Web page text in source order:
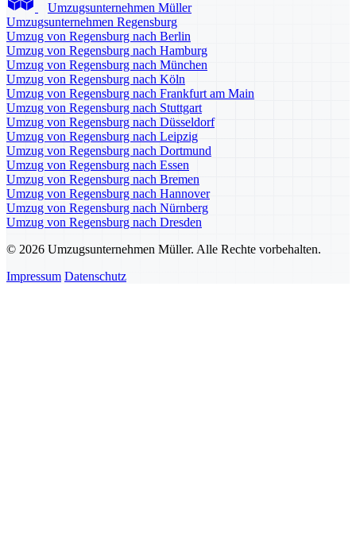
Umzugsunternehmen Müller
Umzugsunternehmen Regensburg
Umzug von Regensburg nach Berlin
Umzug von Regensburg nach Hamburg
Umzug von Regensburg nach München
Umzug von Regensburg nach Köln
Umzug von Regensburg nach Frankfurt am Main
Umzug von Regensburg nach Stuttgart
Umzug von Regensburg nach Düsseldorf
Umzug von Regensburg nach Leipzig
Umzug von Regensburg nach Dortmund
Umzug von Regensburg nach Essen
Umzug von Regensburg nach Bremen
Umzug von Regensburg nach Hannover
Umzug von Regensburg nach Nürnberg
Umzug von Regensburg nach Dresden
© 2026 Umzugsunternehmen Müller. Alle Rechte vorbehalten.
Impressum Datenschutz